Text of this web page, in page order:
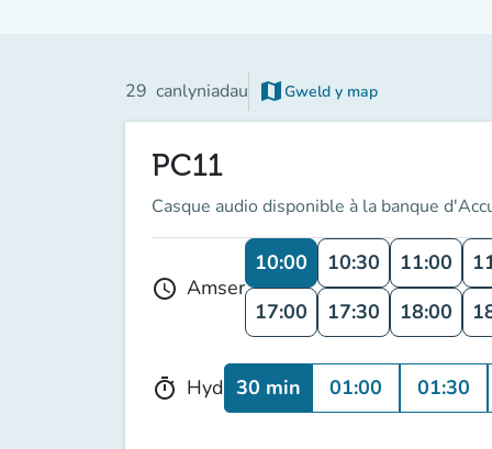
29 canlyniadau map Gweld y map
(tab newydd)
PC11
Casque audio disponible à la banque
schedule Amser
10:00 10:30 11:00
17:00
17:30 18:00
timer Hyd 30 min 01:00 01:30